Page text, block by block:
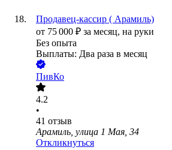
Продавец-кассир ( Арамиль)
от 75 000 ₽ за месяц, на руки
Без опыта
Выплаты: Два раза в месяц
ПивКо
4.2
•
41 отзыв
Арамиль, улица 1 Мая, 34
Откликнуться